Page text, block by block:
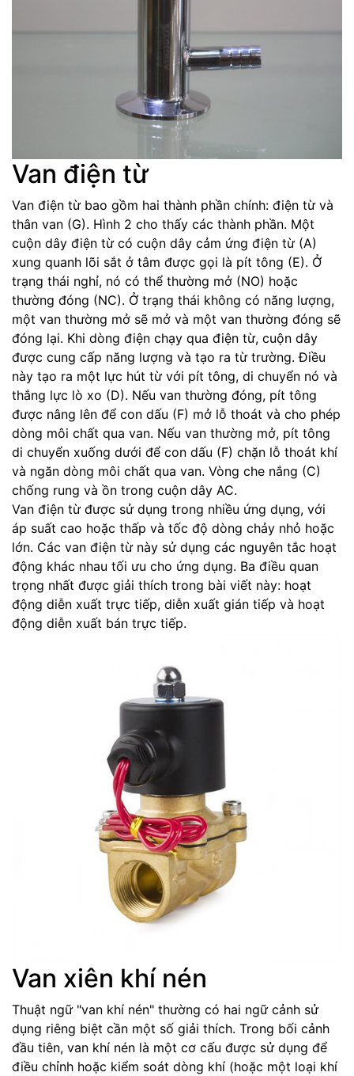
Van điện từ
Van điện từ bao gồm hai thành phần chính: điện từ và
thân van (G). Hình 2 cho thấy các thành phần. Một
cuộn dây điện từ có cuộn dây cảm ứng điện từ (A)
xung quanh lõi sắt ở tâm được gọi là pít tông (E). Ở
trạng thái nghỉ, nó có thể thường mở (NO) hoặc
thường đóng (NC). Ở trạng thái không có năng lượng,
một van thường mở sẽ mở và một van thường đóng sẽ
đóng lại. Khi dòng điện chạy qua điện từ, cuộn dây
được cung cấp năng lượng và tạo ra từ trường. Điều
này tạo ra một lực hút từ với pít tông, di chuyển nó và
thắng lực lò xo (D). Nếu van thường đóng, pít tông
được nâng lên để con dấu (F) mở lỗ thoát và cho phép
dòng môi chất qua van. Nếu van thường mở, pít tông
di chuyển xuống dưới để con dấu (F) chặn lỗ thoát khí
và ngăn dòng môi chất qua van. Vòng che nắng (C)
chống rung và ồn trong cuộn dây AC.
Van điện từ được sử dụng trong nhiều ứng dụng, với
áp suất cao hoặc thấp và tốc độ dòng chảy nhỏ hoặc
lớn. Các van điện từ này sử dụng các nguyên tắc hoạt
động khác nhau tối ưu cho ứng dụng. Ba điều quan
trọng nhất được giải thích trong bài viết này: hoạt
động diễn xuất trực tiếp, diễn xuất gián tiếp và hoạt
động diễn xuất bán trực tiếp.
Van xiên khí nén
Thuật ngữ "van khí nén" thường có hai ngữ cảnh sử
dụng riêng biệt cần một số giải thích. Trong bối cảnh
đầu tiên, van khí nén là một cơ cấu được sử dụng để
điều chỉnh hoặc kiểm soát dòng khí (hoặc một loại khí